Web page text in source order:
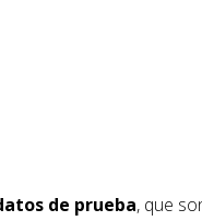
de prueba, que